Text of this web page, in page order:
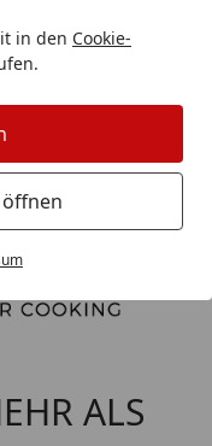
in den Cookie-
ALS